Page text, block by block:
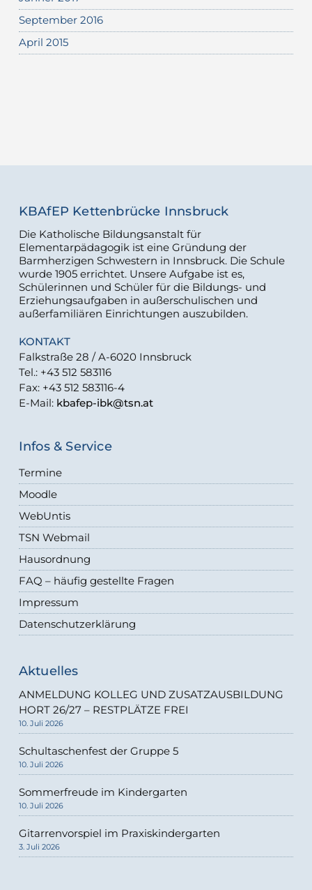
September 2016
April 2015
KBAfEP Kettenbrücke Innsbruck
Die Katholische Bildungsanstalt für
Elementarpädagogik ist eine Gründung der
Barmherzigen Schwestern in Innsbruck. Die Schule
wurde 1905 errichtet. Unsere Aufgabe ist es,
Schülerinnen und Schüler für die Bildungs- und
Erziehungsaufgaben in außerschulischen und
außerfamiliären Einrichtungen auszubilden.
KONTAKT
Falkstraße 28 / A-6020 Innsbruck
Tel.: +43 512 583116
Fax: +43 512 583116-4
E-Mail: kbafep-ibk@tsn.at
Infos & Service
Termine
Moodle
WebUntis
TSN Webmail
Hausordnung
FAQ – häufig gestellte Fragen
Impressum
Datenschutzerklärung
Aktuelles
ANMELDUNG KOLLEG UND ZUSATZAUSBILDUNG
HORT 26/27 – RESTPLÄTZE FREI
10. Juli 2026
Schultaschenfest der Gruppe 5
10. Juli 2026
Sommerfreude im Kindergarten
10. Juli 2026
Gitarrenvorspiel im Praxiskindergarten
3. Juli 2026